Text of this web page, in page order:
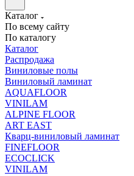
Каталог
По всему сайту
По каталогу
Каталог
Распродажа
Виниловые полы
Виниловый ламинат
AQUAFLOOR
VINILAM
ALPINE FLOOR
ART EAST
Кварц-виниловый ламинат
FINEFLOOR
ECOCLICK
VINILAM